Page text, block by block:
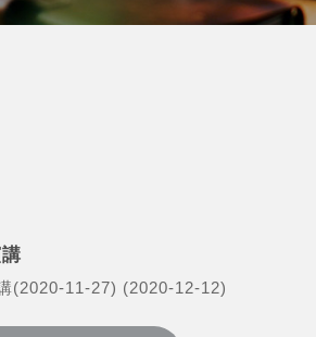
(2020-11-27) (2020-12-12)